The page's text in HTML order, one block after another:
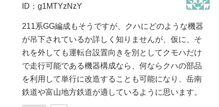
ID：g1MTYzNzY
211系GG編成もそうですが、クハにどのような機器
が吊下されているか詳しく知りませんが、仮に、そ
れを外しても運転台設置向きを別としてクモハだけ
で走行可能である機器構成なら、何ならクハの部品
を利用して単行に改造することも可能になり、岳南
鉄道や富山地方鉄道が適しているように思います。